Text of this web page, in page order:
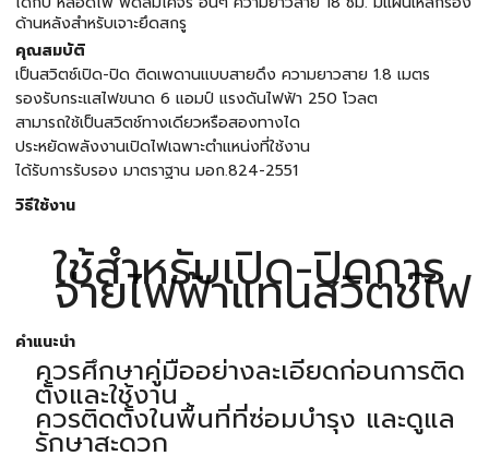
ด้านหลังสำหรับเจาะยึดสกรู
คุณสมบัติ
เป็นสวิตซ์เปิด-ปิด ติดเพดานแบบสายดึง ความยาวสาย 1.8 เมตร
รองรับกระแสไฟขนาด 6 แอมป์ แรงดันไฟฟ้า 250 โวลต
สามารถใช้เป็นสวิตช์ทางเดียวหรือสองทางได
ประหยัดพลังงานเปิดไฟเฉพาะตำแหน่งที่ใช้งาน
ได้รับการรับรอง มาตราฐาน มอก.824-2551
วิธีใช้งาน
ใช้สำหรับเปิด-ปิดการ
จ่ายไฟฟ้าแทนสวิตช์ไฟ
คำแนะนำ
ควรศึกษาคู่มืออย่างละเอียดก่อนการติด
ตั้งและใช้งาน
ควรติดตั้งในพื้นที่ที่ซ่อมบำรุง และดูแล
รักษาสะดวก